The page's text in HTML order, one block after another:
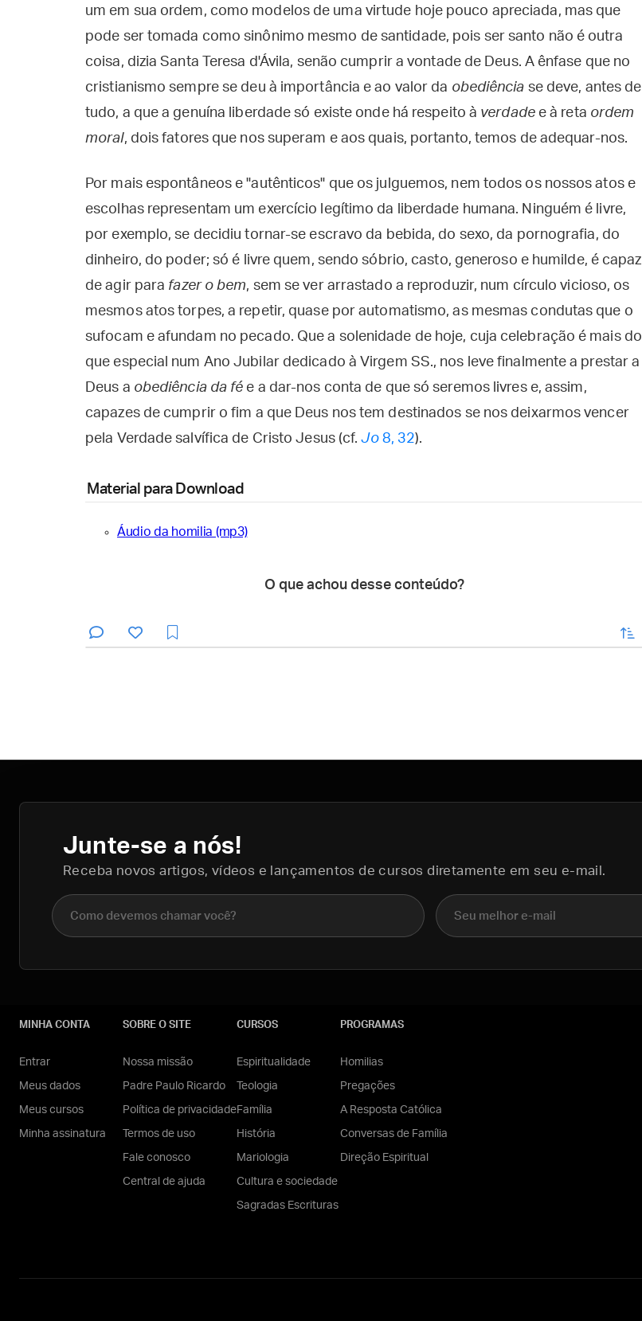
um em sua ordem, como modelos de uma virtude hoje pouco apreciada, mas que
pode ser tomada como sinônimo mesmo de santidade, pois ser santo não é outra
coisa, dizia Santa Teresa d'Ávila, senão cumprir a vontade de Deus. A ênfase que no
cristianismo sempre se deu à importância e ao valor da obediência se deve, antes de
tudo, a que a genuína liberdade só existe onde há respeito à verdadee à reta ordem
moral, dois fatores que nos superam e aos quais, portanto, temos de adequar-nos.
Por mais espontâneos e "autênticos" que os julguemos, nem todos os nossos atos e
escolhas representam um exercício legítimo da liberdade humana. Ninguém é livre,
por exemplo, se decidiu tornar-se escravo da bebida, do sexo, da pornografia, do
dinheiro, do poder; só é livre quem, sendo sóbrio, casto, generoso e humilde, é capaz
de agir para fazer o bem, sem se ver arrastado a reproduzir, num círculo vicioso, os
mesmos atos torpes, a repetir, quase por automatismo, as mesmas condutas que o
sufocam e afundam no pecado. Que a solenidade de hoje, cuja celebração é mais do
que especial num Ano Jubilar dedicado à Virgem SS., nos leve finalmente a prestar a
Deus a obediência da fé e a dar-nos conta de que só seremos livres e, assim,
capazes de cumprir o fim a que Deus nos tem destinados se nos deixarmos vencer
pela Verdade salvífica de Cristo Jesus (cf.Jo8, 32).
Material para Download
Áudio da homilia (mp3)
O que achou desse conteúdo?
enviar
Junte-se a nós!
Receba novos artigos, vídeos e lançamentos de cursos diretamente em seu e-mail.
Nome completo E-mail
MINHA CONTA
Entrar
Meus dados
Meus cursos
Minha assinatura
SOBRE O SITE
Nossa missão
Padre Paulo Ricardo
Política de privacidade
Termos de uso
Fale conosco
Central de ajuda
CURSOS
Espiritualidade
Teologia
Família
História
Mariologia
Cultura e sociedade
Sagradas Escrituras
PROGRAMAS
Homilias
Pregações
A Resposta Católica
Conversas de Família
Direção Espiritual